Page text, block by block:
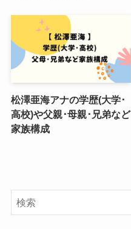
松澤亜海アナの学歴(大学･
高校)や父親･母親･兄弟など
家族構成